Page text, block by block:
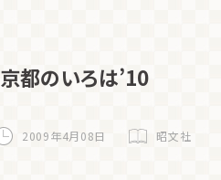
京都のいろは’10
2009年4月08日 昭文社